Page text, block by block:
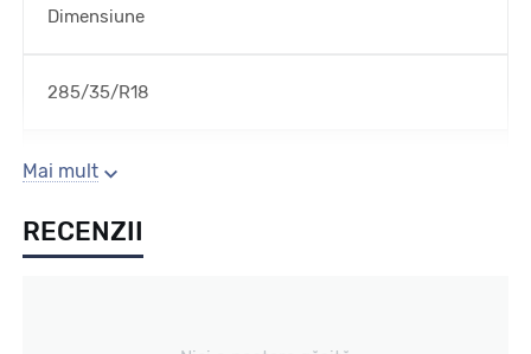
Dimensiune
285/35/R18
Sezon
Vara
Mai mult
RECENZII